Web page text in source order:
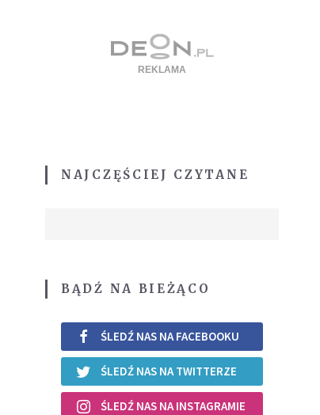
NAJCZĘŚCIEJ CZYTANE
BĄDŹ NA BIEŻĄCO
ŚLEDŹ NAS NA FACEBOOKU
ŚLEDŹ NAS NA TWITTERZE
ŚLEDŹ NAS NA INSTAGRAMIE